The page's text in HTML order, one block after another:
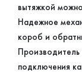
вытяжкой
Надежное
короб и
подключения